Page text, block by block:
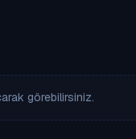
görebilirsiniz.